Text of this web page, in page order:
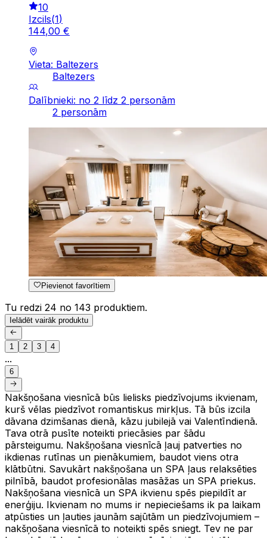
10
Izcils(1)
144,00 €
Vieta: Baltezers
Baltezers
Dalībnieki: no 2 līdz 2 personām
2 personām
Pievienot favorītiem
Tu redzi 24 no 143 produktiem.
Ielādēt vairāk produktu
1 2 3 4
...
6
Nakšņošana viesnīcā būs lielisks piedzīvojums ikvienam,
kurš vēlas piedzīvot romantiskus mirkļus. Tā būs izcila
dāvana dzimšanas dienā, kāzu jubilejā vai Valentīndienā.
Tava otrā pusīte noteikti priecāsies par šādu
pārsteigumu. Nakšņošana viesnīcā ļauj patverties no
ikdienas rutīnas un pienākumiem, baudot viens otra
klātbūtni. Savukārt nakšņošana un SPA ļaus relaksēties
pilnībā, baudot profesionālas masāžas un SPA priekus.
Nakšņošana viesnīcā un SPA ikvienu spēs piepildīt ar
enerģiju. Ikvienam no mums ir nepieciešams ik pa laikam
atpūsties un ļauties jaunām sajūtām un piedzīvojumiem –
nakšņošana viesnīcā to noteikti spēs sniegt. Tev ne par